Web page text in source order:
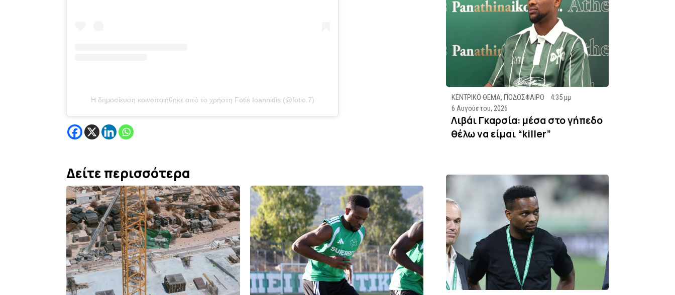
Η δημοσίευση κοινοποιήθηκε από το χρήστη Fotis Ioannidis (@fotio.7)
Δείτε περισσότερα
ΚΕΝΤΡΙΚΟ ΘΕΜΑ, ΠΟΔΟΣΦΑΙΡΟ
4:35 μμ
6 Αυγούστου, 2026
Λιβάι Γκαρσία: μέσα στο γήπεδο
θέλω να είμαι “killer”